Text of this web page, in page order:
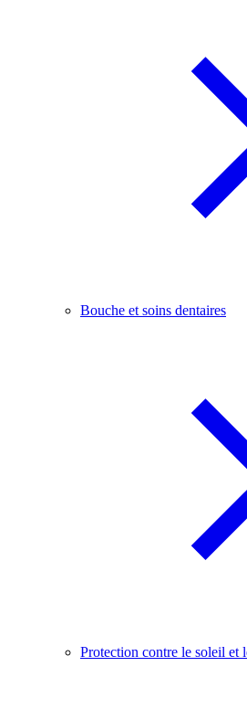
Bouche et soins dentaires
Protection contre le soleil et